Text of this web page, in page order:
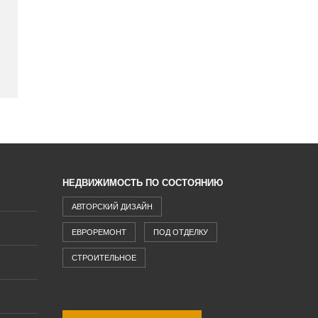
НЕДВИЖИМОСТЬ ПО СОСТОЯНИЮ
АВТОРСКИЙ ДИЗАЙН
ЕВРОРЕМОНТ ПОД ОТДЕЛКУ
СТРОИТЕЛЬНОЕ